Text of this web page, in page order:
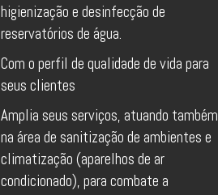
higienização e desinfecção de
reservatórios de água.
Com o perfil de qualidade de vida para
seus clientes
Amplia seus serviços, atuando também
na área de sanitização de ambientes e
climatização (aparelhos de ar
condicionado), para combate a